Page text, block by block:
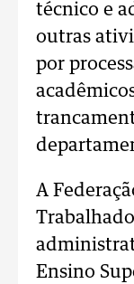
técnico e
outras
por
A
Ensino